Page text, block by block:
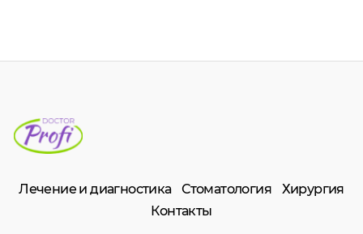
Лечение и диагностика Стоматология
Хирургия
Контакты